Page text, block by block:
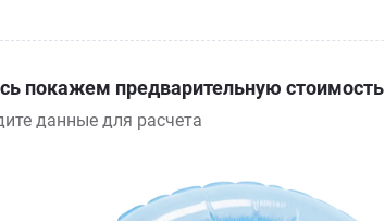
покажем предварительную стоимость
данные для расчета